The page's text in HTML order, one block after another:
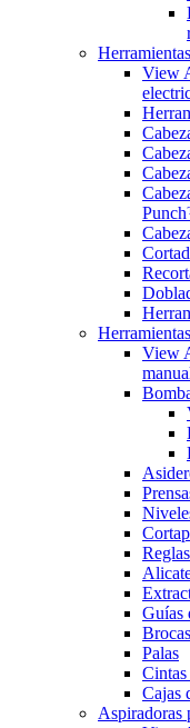
View
View
Guías
Palas
Cintas
Cajas
Aspiradoras